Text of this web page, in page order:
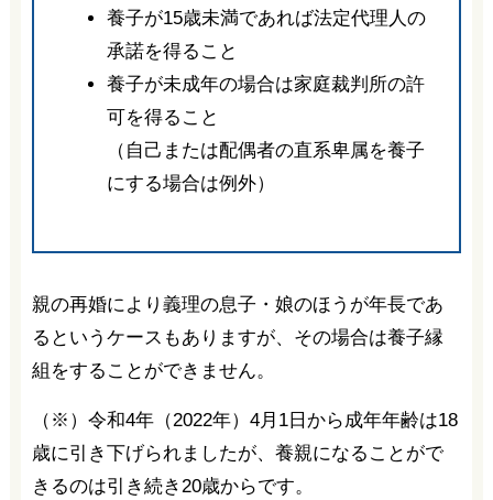
養子が15歳未満であれば法定代理人の
承諾を得ること
養子が未成年の場合は家庭裁判所の許
可を得ること
（自己または配偶者の直系卑属を養子
にする場合は例外）
親の再婚により義理の息子・娘のほうが年長であ
るというケースもありますが、その場合は養子縁
組をすることができません。
（※）令和4年（2022年）4月1日から成年年齢は18
歳に引き下げられましたが、養親になることがで
きるのは引き続き20歳からです。